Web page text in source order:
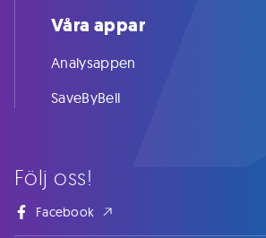
Följ oss!
Facebook
Våra appar
Analysappen
SaveByBell